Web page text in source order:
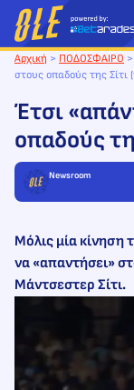
Μετάβαση
στο
περιεχόμενο
Αρχική > ΠΟΔΟΣΦΑΙΡΟ >
στους οπαδούς της Σίτι
Έτσι
οπαδούς
Newsroom
Μόλις μία κίνηση
να «απαντήσει»
Μάντσεστερ Σίτι.